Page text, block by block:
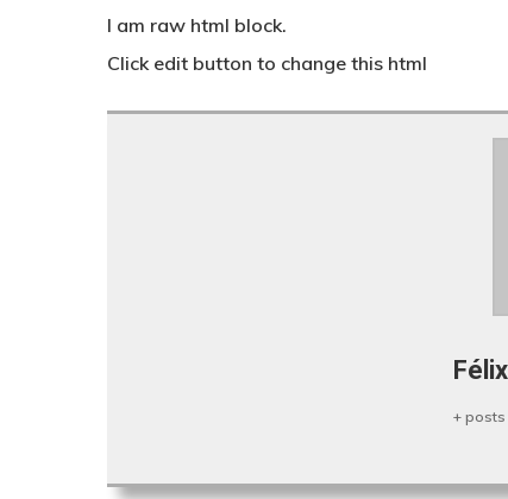
I am raw html block.
Click edit button to change this html
+ posts